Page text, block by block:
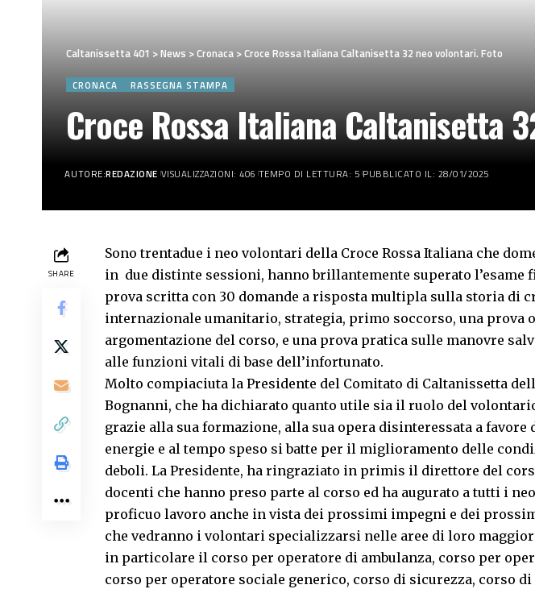
Caltanissetta 401 >News >Cronaca >Croce Rossa Italiana Caltanisetta 32 neo volontari. Foto
CRONACA RASSEGNA STAMPA
Croce Rossa Italiana Caltanisetta
AUTORE:REDAZIONE VISUALIZZAZIONI: 406 TEMPO DI LETTURA: 5 PUBBLICATO IL: 28/01/2025
SHARE
Sono trentadue i neo volontari della Croce Rossa Italiana che
in due distinte sessioni, hanno brillantemente superato l’esame
prova scritta con 30 domande a risposta multipla sulla storia di
internazionale umanitario, strategia, primo soccorso, una prova
argomentazione del corso, e una prova pratica sulle manovre
alle funzioni vitali di base dell’infortunato.
Molto compiaciuta la Presidente del Comitato di Caltanissetta
Bognanni, che ha dichiarato quanto utile sia il ruolo del
grazie alla sua formazione, alla sua opera disinteressata a favore
energie e al tempo speso si batte per il miglioramento delle
deboli. La Presidente, ha ringraziato in primis il direttore del
docenti che hanno preso parte al corso ed ha augurato a tutti i
proficuo lavoro anche in vista dei prossimi impegni e dei
che vedranno i volontari specializzarsi nelle aree di loro
in particolare il corso per operatore di ambulanza, corso per
corso per operatore sociale generico, corso di sicurezza, corso